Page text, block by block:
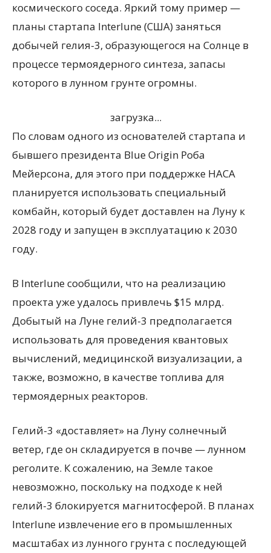
космического соседа. Яркий тому пример —
планы стартапа Interlune (США) заняться
добычей гелия-3, образующегося на Солнце в
процессе термоядерного синтеза, запасы
которого в лунном грунте огромны.
загрузка...
По словам одного из основателей стартапа и
бывшего президента Blue Origin Роба
Мейерсона, для этого при поддержке НАСА
планируется использовать специальный
комбайн, который будет доставлен на Луну к
2028 году и запущен в эксплуатацию к 2030
году.
В Interlune сообщили, что на реализацию
проекта уже удалось привлечь $15 млрд.
Добытый на Луне гелий-3 предполагается
использовать для проведения квантовых
вычислений, медицинской визуализации, а
также, возможно, в качестве топлива для
термоядерных реакторов.
Гелий-3 «доставляет» на Луну солнечный
ветер, где он складируется в почве — лунном
реголите. К сожалению, на Земле такое
невозможно, поскольку на подходе к ней
гелий-3 блокируется магнитосферой. В планах
Interlune извлечение его в промышленных
масштабах из лунного грунта с последующей